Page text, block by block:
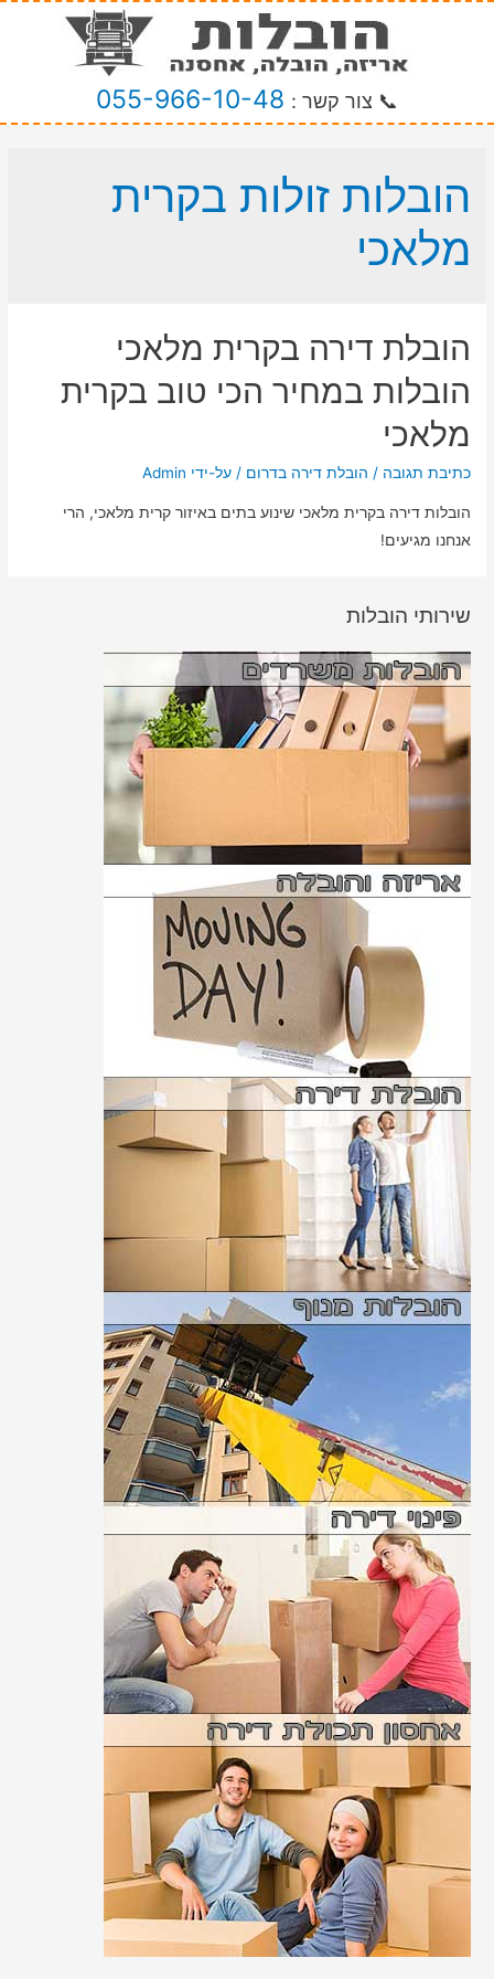
📞 צור קשר : 055-966-10-48
הובלות זולות בקרית
מלאכי
הובלת דירה בקרית מלאכי
הובלות במחיר הכי טוב בקרית
מלאכי
כתיבת תגובה / הובלת דירה בדרום / על-ידי Admin
הובלות דירה בקרית מלאכי שינוע בתים באיזור קרית מלאכי, הרי
אנחנו מגיעים!
שירותי הובלות